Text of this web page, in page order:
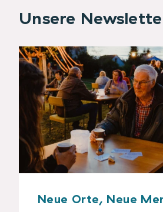
Unsere
Neue Orte, Neue